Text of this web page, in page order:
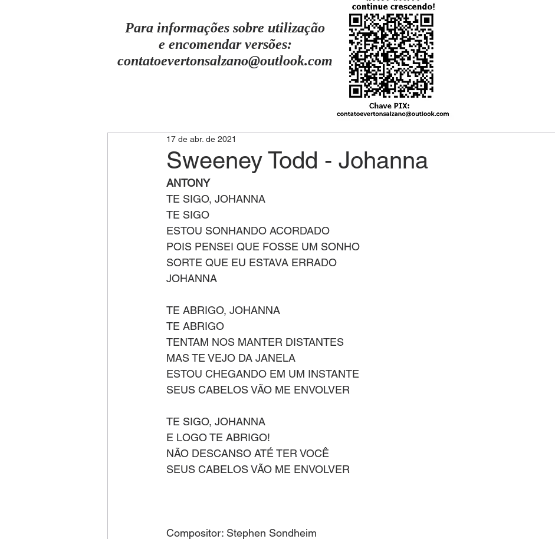
Para informações sobre utilização
e encomendar versões:
contatoevertonsalzano@outlook.com
Sweeney Todd - Johanna
17 de abr. de 2021
ANTONY
TE SIGO, JOHANNA
TE SIGO
ESTOU SONHANDO ACORDADO
POIS PENSEI QUE FOSSE UM SONHO
SORTE QUE EU ESTAVA ERRADO
JOHANNA
TE ABRIGO, JOHANNA
TE ABRIGO
TENTAM NOS MANTER DISTANTES
MAS TE VEJO DA JANELA
ESTOU CHEGANDO EM UM INSTANTE
SEUS CABELOS VÃO ME ENVOLVER
TE SIGO, JOHANNA
E LOGO TE ABRIGO!
NÃO DESCANSO ATÉ TER VOCÊ
SEUS CABELOS VÃO ME ENVOLVER
Compositor: Stephen Sondheim